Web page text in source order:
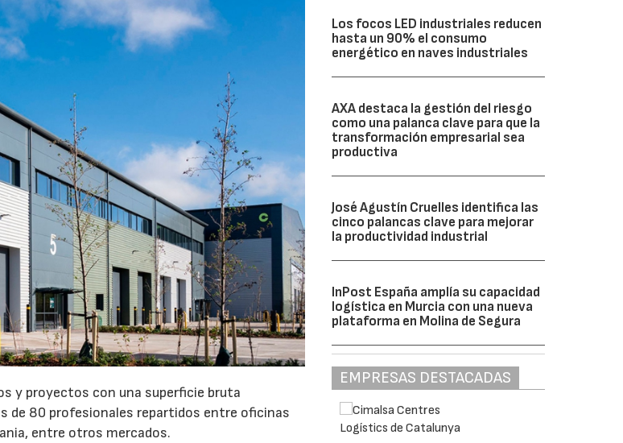
y proyectos con una superficie bruta
de 80 profesionales repartidos entre oficinas
entre otros mercados.
Los focos LED industriales reducen
hasta un 90% el consumo
energético en naves industriales
AXA destaca la gestión del riesgo
como una palanca clave para que la
transformación empresarial sea
productiva
José Agustín Cruelles identifica las
cinco palancas clave para mejorar
la productividad industrial
InPost España amplía su capacidad
logística en Murcia con una nueva
plataforma en Molina de Segura
EMPRESAS DESTACADAS